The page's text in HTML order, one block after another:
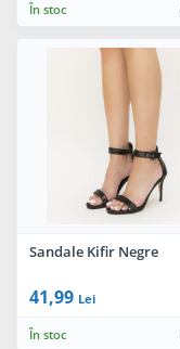
În stoc
Sandale Kifir Negre
41,99 Lei
În stoc